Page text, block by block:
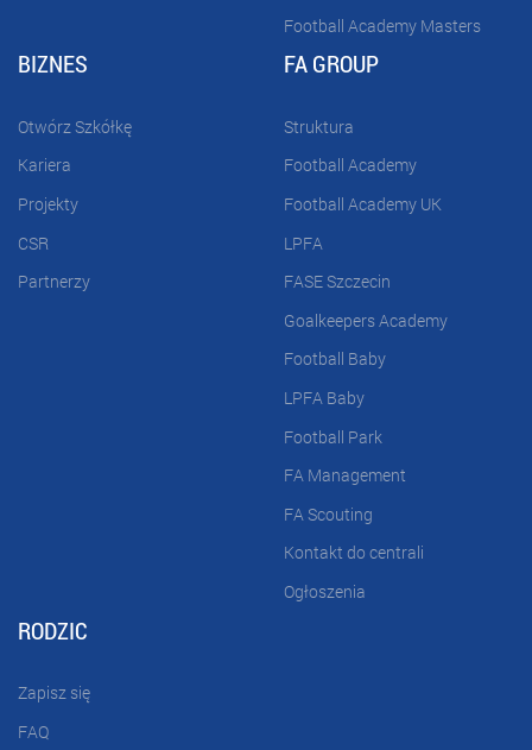
Football Academy Masters
BIZNES
Otwórz Szkółkę
Kariera
Projekty
CSR
Partnerzy
FA GROUP
Struktura
Football Academy
Football Academy UK
LPFA
FASE Szczecin
Goalkeepers Academy
Football Baby
LPFA Baby
Football Park
FA Management
FA Scouting
Kontakt do centrali
Ogłoszenia
RODZIC
Zapisz się
FAQ